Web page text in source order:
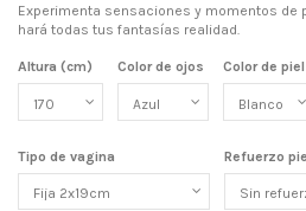
Experimenta sensaciones y momentos de
hará todas tus fantasías realidad.
Altura (cm) Color de ojos Color de piel
Tipo de vagina Refuerzo